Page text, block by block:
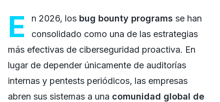
E n 2026, los bug bounty programs se han
consolidado como una de las estrategias
más efectivas de ciberseguridad proactiva. En
lugar de depender únicamente de auditorías
internas y pentests periódicos, las empresas
abren sus sistemas a una comunidad global de